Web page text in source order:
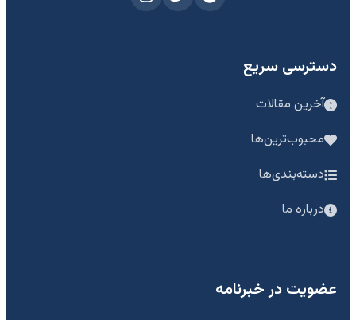
دسترسی سریع
آخرین مقالات
محبوب‌ترین‌ها
دسته‌بندی‌ها
درباره ما
عضویت در خبرنامه